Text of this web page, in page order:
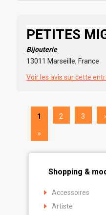
PETITES
Bijouterie
13011 Marseille, France
Voir les avis sur cette
1 2 3 ›
»
Shopping &
Accessoires
Artiste